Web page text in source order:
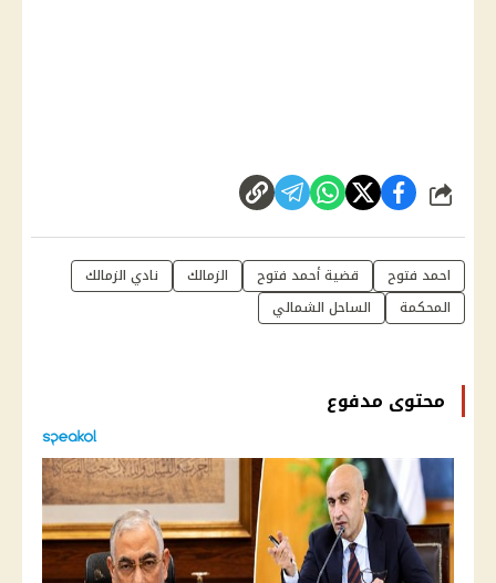
شارك
احمد فتوح قضية أحمد فتوح الزمالك
نادي الزمالك
المحكمة
الساحل الشمالي
محتوى مدفوع